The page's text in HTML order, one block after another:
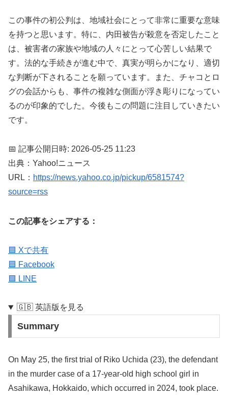
この事件の初公判は、地域社会にとって非常に重要な意味
を持つと思います。特に、内田被告が殺意を否定したこと
は、被害者の家族や地域の人々にとって心苦しい結果で
す。法的な手続きが進む中で、真実が明らかになり、適切
な判断が下されることを願っています。また、チャコとロ
グの会話からも、事件の複雑な側面が浮き彫りになってい
るのが印象的でした。今後もこの問題に注目していきたい
です。
📅 記事公開日時: 2026-05-25 11:23
出典：Yahoo!ニュース
URL： https://news.yahoo.co.jp/pickup/6581574?
source=rss
この記事をシェアする：
🟦 Xで共有
🟦 Facebook
🟩 LINE
🇬🇧 英語版を見る
Summary
On May 25, the first trial of Riko Uchida (23), the defendant
in the murder case of a 17-year-old high school girl in
Asahikawa, Hokkaido, which occurred in 2024, took place.